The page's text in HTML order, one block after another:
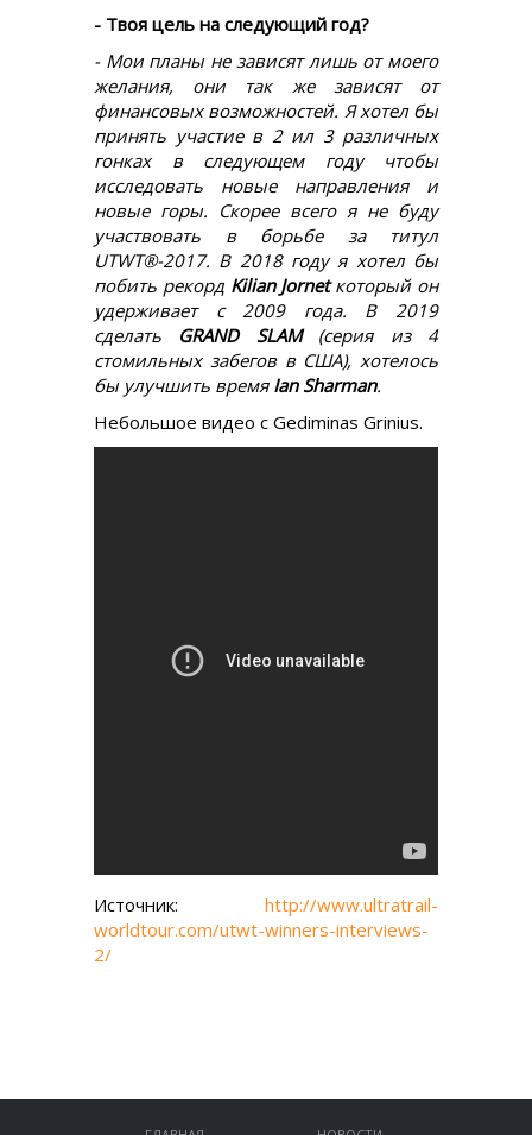
- Твоя цель на следующий год?
- Мои планы не зависят лишь от моего
желания, они так же зависят от
финансовых возможностей. Я хотел бы
принять участие в 2 ил 3 различных
гонках в следующем году чтобы
исследовать новые направления и
новые горы. Скорее всего я не буду
участвовать в борьбе за титул
UTWT®-2017. В 2018 году я хотел бы
побить рекорд Kilian Jornetкоторый он
удерживает с 2009 года. В 2019
сделать GRAND SLAM(серия из 4
стомильных забегов в США), хотелось
бы улучшить время Ian Sharman.
Небольшое видео с Gediminas Grinius.
Источник: http://www.ultratrail-
worldtour.com/utwt-winners-interviews-
2/